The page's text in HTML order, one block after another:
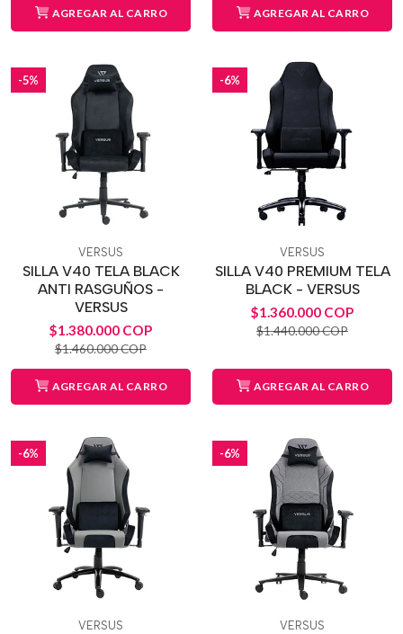
AGREGAR AL CARRO AGREGAR AL CARRO
-5%
VERSUS
SILLA V40 TELA BLACK
ANTI RASGUÑOS -
VERSUS
$1.380.000 COP
$1.460.000 COP
AGREGAR AL CARRO
-6%
VERSUS
SILLA V40 PREMIUM TELA
BLACK - VERSUS
$1.360.000 COP
$1.440.000 COP
AGREGAR AL CARRO
-6%
VERSUS
-6%
VERSUS